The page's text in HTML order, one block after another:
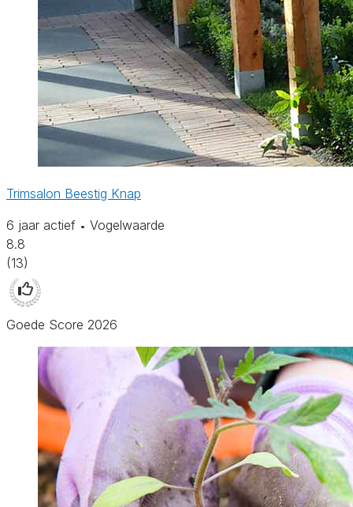
Trimsalon Beestig Knap
6 jaar actief • Vogelwaarde
8.8
(13)
Goede Score 2026